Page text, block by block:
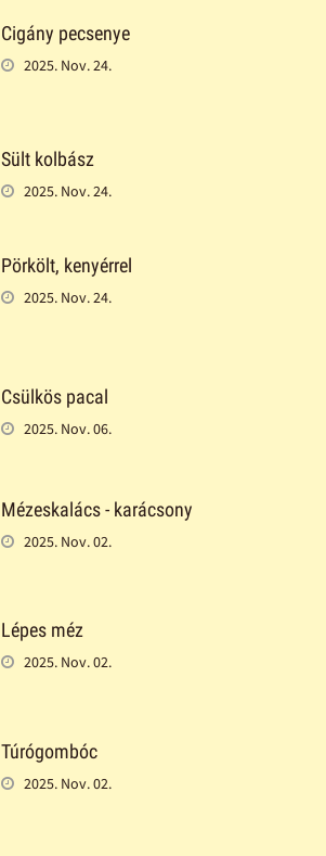
Cigány pecsenye
2025. Nov. 24.
Sült kolbász
2025. Nov. 24.
Pörkölt, kenyérrel
2025. Nov. 24.
Csülkös pacal
2025. Nov. 06.
Mézeskalács - karácsony
2025. Nov. 02.
Lépes méz
2025. Nov. 02.
Túrógombóc
2025. Nov. 02.